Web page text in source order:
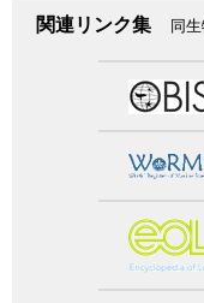
関連リンク集 同